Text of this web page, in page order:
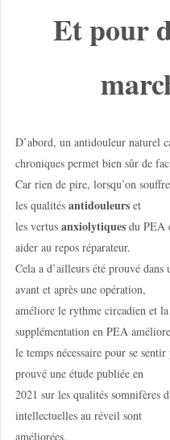
Et pour
D’abord, un antidouleur naturel
chroniques permet bien sûr de
Car rien de pire, lorsqu’on
les qualités antidouleurset
les vertus anxiolytiques du PEA
aider au repos réparateur.
Cela a d’ailleurs été prouvé
avant et après une opération,
améliore le rythme circadien et
supplémentation en PEA améliore
le temps nécessaire pour se
prouvé une étude publiée en
2021 sur les qualités somnifères
intellectuelles au réveil sont
améliorées.